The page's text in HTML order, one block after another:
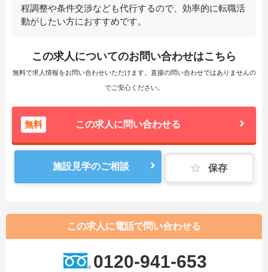
程調整や条件交渉なども代行するので、効率的に転職活
動がしたい方におすすめです。
この求人についてのお問い合わせはこちら
無料で求人情報をお問い合わせいただけます。直接の問い合わせではありませんの
でご安心ください。
無料 この求人に問い合わせる
施設見学のご相談 保存
この求人に電話で問い合わせる
0120-941-653